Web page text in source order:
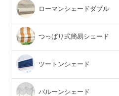
ローマンシェードダブル
つっぱり式簡易シェード
ツートンシェード
バルーンシェード